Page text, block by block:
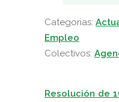
Categorias:
Empleo
Colectivos:
Resolución de